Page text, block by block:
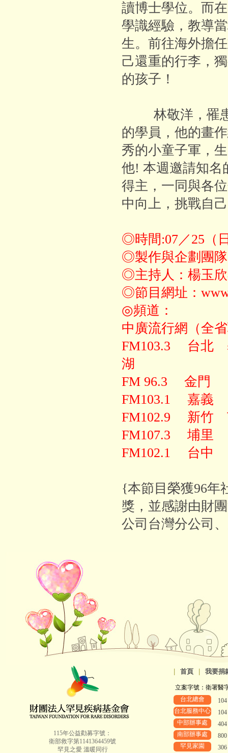
讀博士學位。而
學識經驗，教導
生。前往海外擔
己還重的行李，
的孩子！
林敬洋，罹患
的學員，他的畫
秀的小童子軍，
他! 本週邀請知名
得主，一同與各
中向上，挑戰自
◎時間:07／25（
◎製作與企劃團
◎主持人：楊玉
◎節目網址：
◎頻道：
中廣流行網（全
FM103.3 台
湖
FM 96.3 金門
FM103.1 嘉義
FM102.9 新
FM107.3 埔里
FM102.1 台
{本節目榮獲96年
獎，並感謝由財
公司台灣分公司
115年公益勸募字號：
衛部救字第1141364459號
罕見之愛 溫暖同行
首頁 我要捐
立案字號：衛署醫
台北總會
台北服務中心
中部辦事處
南部辦事處
罕見家園